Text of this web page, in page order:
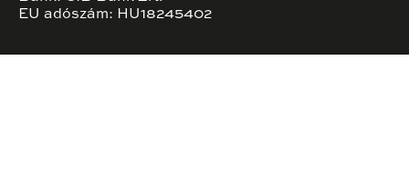
EU adószám: HU18245402